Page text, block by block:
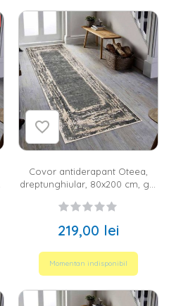
Covor antiderapant Oteea,
dreptunghiular, 80x200 cm, gri,
219,00 lei
Momentan indisponibil